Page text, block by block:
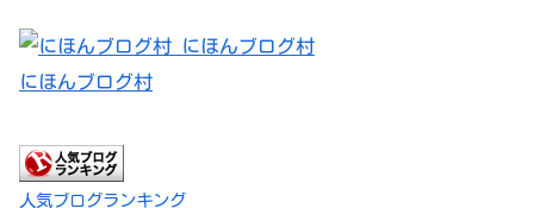
にほんブログ村
人気ブログランキング